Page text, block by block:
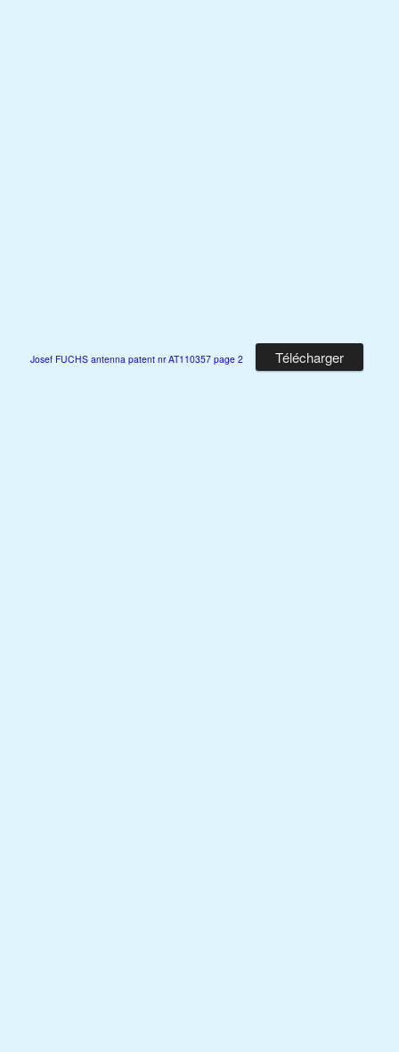
Josef FUCHS antenna patent nr AT110357 page 2 Télécharger